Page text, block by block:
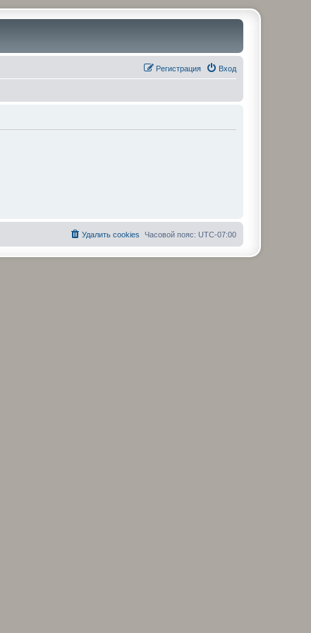
Вход
Регистрация
Часовой пояс: UTC-07:00
Удалить cookies